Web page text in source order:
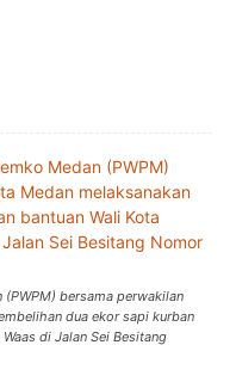
(PWPM) bersama perwakilan
dua ekor sapi kurban
di Jalan Sei Besitang